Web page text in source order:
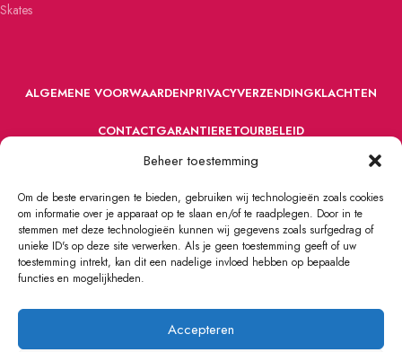
Beheer toestemming
Om de beste ervaringen te bieden, gebruiken wij technologieën zoals cookies
om informatie over je apparaat op te slaan en/of te raadplegen. Door in te
stemmen met deze technologieën kunnen wij gegevens zoals surfgedrag of
unieke ID's op deze site verwerken. Als je geen toestemming geeft of uw
toestemming intrekt, kan dit een nadelige invloed hebben op bepaalde
functies en mogelijkheden.
Accepteren
Skates
ALGEMENE VOORWAARDENPRIVACYVERZENDINGKLACHTEN
CONTACTGARANTIERETOURBELEID
VOORDEFUN.NL 2022 Powered by Handelsonderneming MELS.